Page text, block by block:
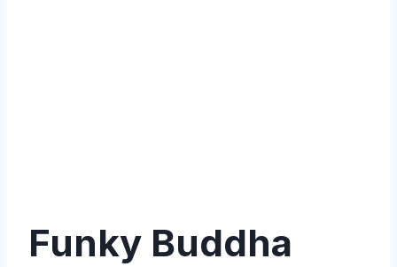
Funky Buddha